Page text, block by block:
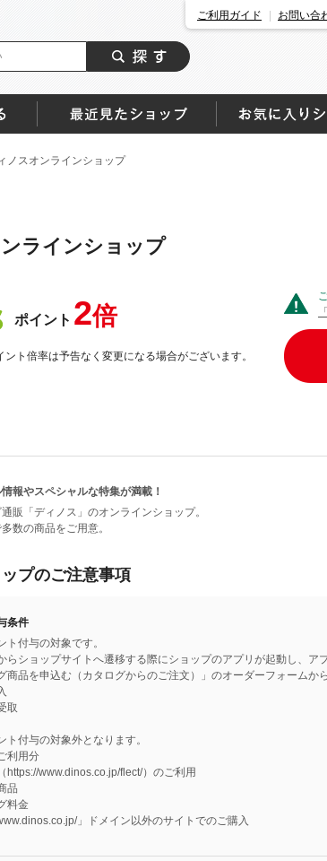
ご利用ガイド お問い合
ノスオンラインショップ
ラインショップ
ポイント 2倍
ト倍率は予告なく変更になる場合がございます。
報やスペシャルな特集が満載！
販「ディノス」のオンラインショップ。
数の商品をご用意。
プのご注意事項
条件
ト付与の対象です。
らショップサイトへ遷移する際にショップのアプリが起動し、ア
商品を申込む（カタログからのご注文）」のオーダーフォームか
取
ト付与の対象外となります。
利用分
https://www.dinos.co.jp/flect/）のご利用
品
料金
」ドメイン以外のサイトでのご購入